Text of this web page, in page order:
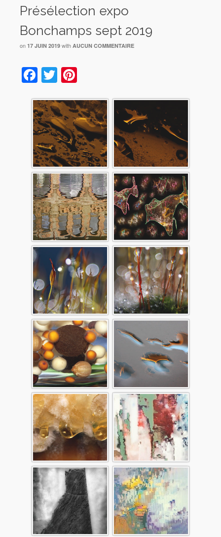
Présélection expo
Bonchamps sept 2019
on 17 JUIN 2019 with AUCUN COMMENTAIRE
Facebook
Twitter